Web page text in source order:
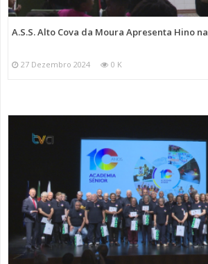
A.S.S. Alto Cova da Moura Apresenta Hino
27 Dezembro 2024 0 K